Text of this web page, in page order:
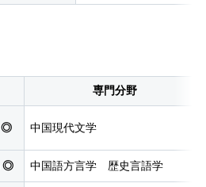
専門分野
◎ 中国現代文学
◎ 中国語方言学 歴史言語学